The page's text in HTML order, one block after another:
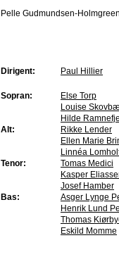
Pelle Gudmundsen-
Dirigent: Paul Hillier
Sopran:
Else Torp
Louise
Hilde
Alt:
Rikke Lender
Ellen Marie
Linnéa
Tenor:
Tomas Medici
Kasper
Josef Hamber
Bas:
Asger Lynge
Henrik Lund
Thomas
Eskild Momme